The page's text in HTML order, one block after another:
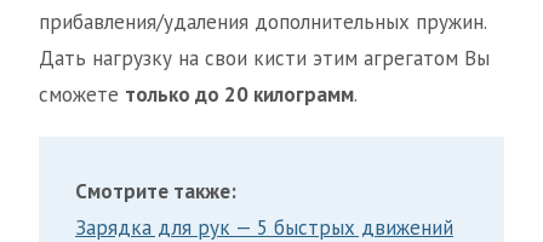
прибавления/удаления дополнительных пружин.
Дать нагрузку на свои кисти этим агрегатом Вы
сможете только до 20 килограмм.
Смотрите также:
Зарядка для рук — 5 быстрых движений